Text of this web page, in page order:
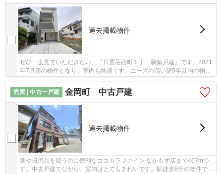
過去掲載物件
ぜひ一度見ていただきたい、「日置荘西町１丁 新築戸建」です。2021
年7月築の物件となり、室内も綺麗です。ニーズの高い築5年以内の物件
売買 | 中古一戸建
金岡町 中古戸建
過去掲載物件
薬や日用品を買うのに便利なココカラファイン なかもず店まで467mで
す。中古戸建てながら、室内はとてもきれいです。駅徒歩8分の物件で